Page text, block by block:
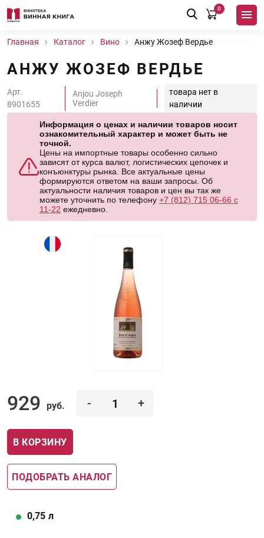
0
Главная Каталог Вино Анжу Жозеф Вердье
АНЖУ ЖОЗЕФ ВЕРДЬЕ
Арт.
8901655
Anjou Joseph
Verdier
товара нет в
наличии
Информация о ценах и наличии товаров носит
ознакомительный характер и может быть не
точной.
Цены на импортные товары особенно сильно
зависят от курса валют, логистических цепочек и
конъюнктуры рынка. Все актуальные цены
формируются ответом на ваши запросы. Об
актуальности наличия товаров и цен вы так же
можете уточнить по телефону +7 (812) 715 06-66 с
11-22 ежедневно.
929 руб. - +
В КОРЗИНУ
ПОДОБРАТЬ АНАЛОГ
0,75 л